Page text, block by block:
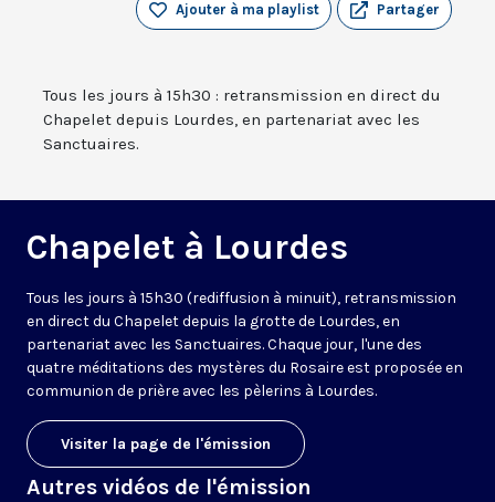
Partager
Ajouter à ma playlist
Tous les jours à 15h30 : retransmission en direct du
Chapelet depuis Lourdes, en partenariat avec les
Sanctuaires.
Chapelet à Lourdes
Tous les jours à 15h30 (rediffusion à minuit), retransmission
en direct du Chapelet depuis la grotte de Lourdes, en
partenariat avec les Sanctuaires. Chaque jour, l'une des
quatre méditations des mystères du Rosaire est proposée en
communion de prière avec les pèlerins à Lourdes.
Visiter la page de l'émission
Autres vidéos de l'émission